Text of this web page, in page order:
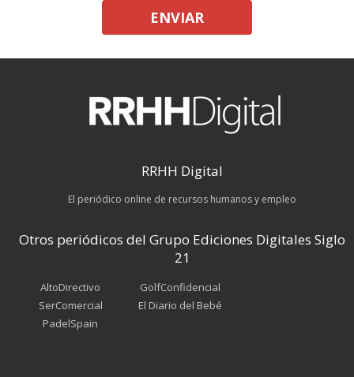
ENVIAR
RRHH Digital
El periódico online de recursos humanos y empleo
Otros periódicos del Grupo Ediciones Digitales Siglo
21
AltoDirectivo
SerComercial
PadelSpain
GolfConfidencial
El Diario del Bebé